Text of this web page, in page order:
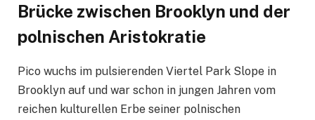
Brücke zwischen Brooklyn und der
polnischen Aristokratie
Pico wuchs im pulsierenden Viertel Park Slope in
Brooklyn auf und war schon in jungen Jahren vom
reichen kulturellen Erbe seiner polnischen